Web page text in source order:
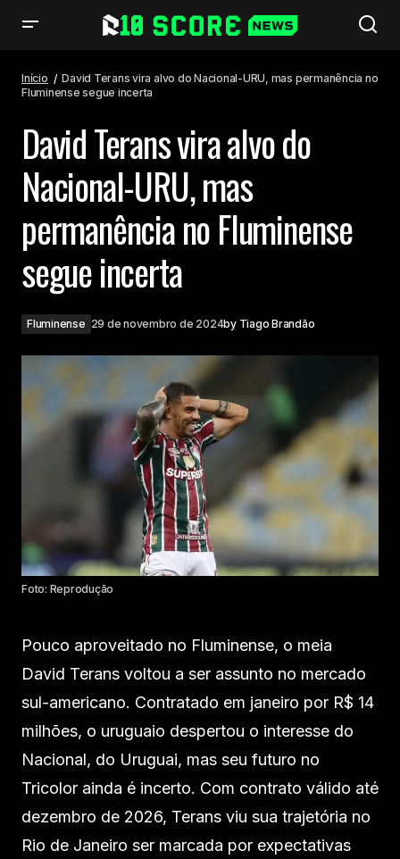
segue incerta
Início
David Terans vira alvo do Nacional-URU, mas permanência no
Fluminense segue incerta
David Terans vira alvo do
Nacional-URU, mas
permanência no Fluminense
segue incerta
Fluminense 29 de novembro de 2024by Tiago Brandão
Foto: Reprodução
Pouco aproveitado no Fluminense, o meia
David Terans voltou a ser assunto no mercado
sul-americano. Contratado em janeiro por R$ 14
milhões, o uruguaio despertou o interesse do
Nacional, do Uruguai, mas seu futuro no
Tricolor ainda é incerto. Com contrato válido até
dezembro de 2026, Terans viu sua trajetória no
Rio de Janeiro ser marcada por expectativas